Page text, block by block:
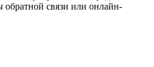
связи или онлайн-